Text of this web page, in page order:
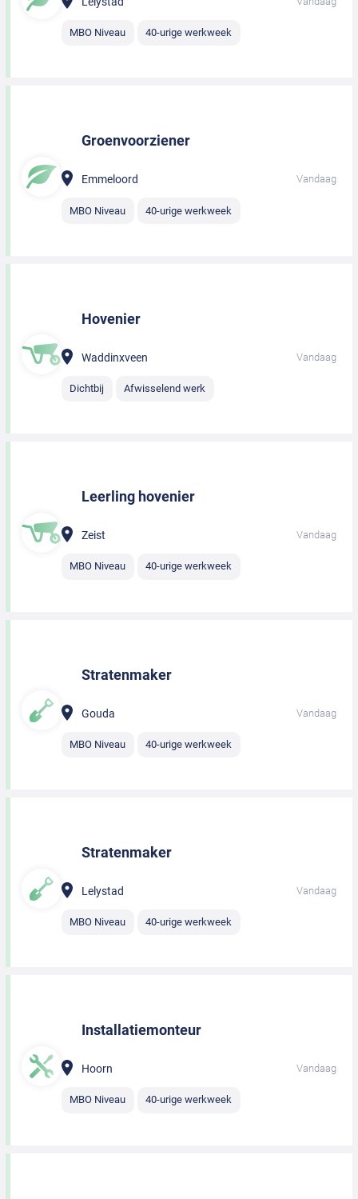
MBO Niveau 40-urige werkweek
Groenvoorziener
Emmeloord Vandaag
MBO Niveau 40-urige werkweek
Hovenier
Waddinxveen Vandaag
Dichtbij Afwisselend werk
Leerling hovenier
Zeist Vandaag
MBO Niveau 40-urige werkweek
Stratenmaker
Gouda Vandaag
MBO Niveau 40-urige werkweek
Stratenmaker
Lelystad Vandaag
MBO Niveau 40-urige werkweek
Installatiemonteur
Hoorn Vandaag
MBO Niveau 40-urige werkweek